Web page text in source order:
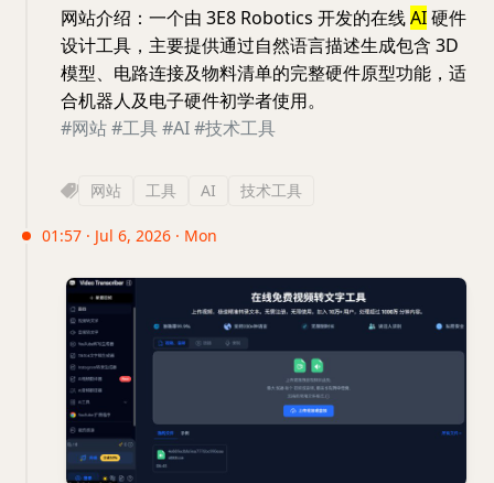
网站介绍：一个由 3E8 Robotics 开发的在线AI硬件
设计工具，主要提供通过自然语言描述生成包含 3D
模型、电路连接及物料清单的完整硬件原型功能，适
合机器人及电子硬件初学者使用。
#网站#工具#AI#技术工具
网站 工具 AI 技术工具
01:57 · Jul 6, 2026 · Mon